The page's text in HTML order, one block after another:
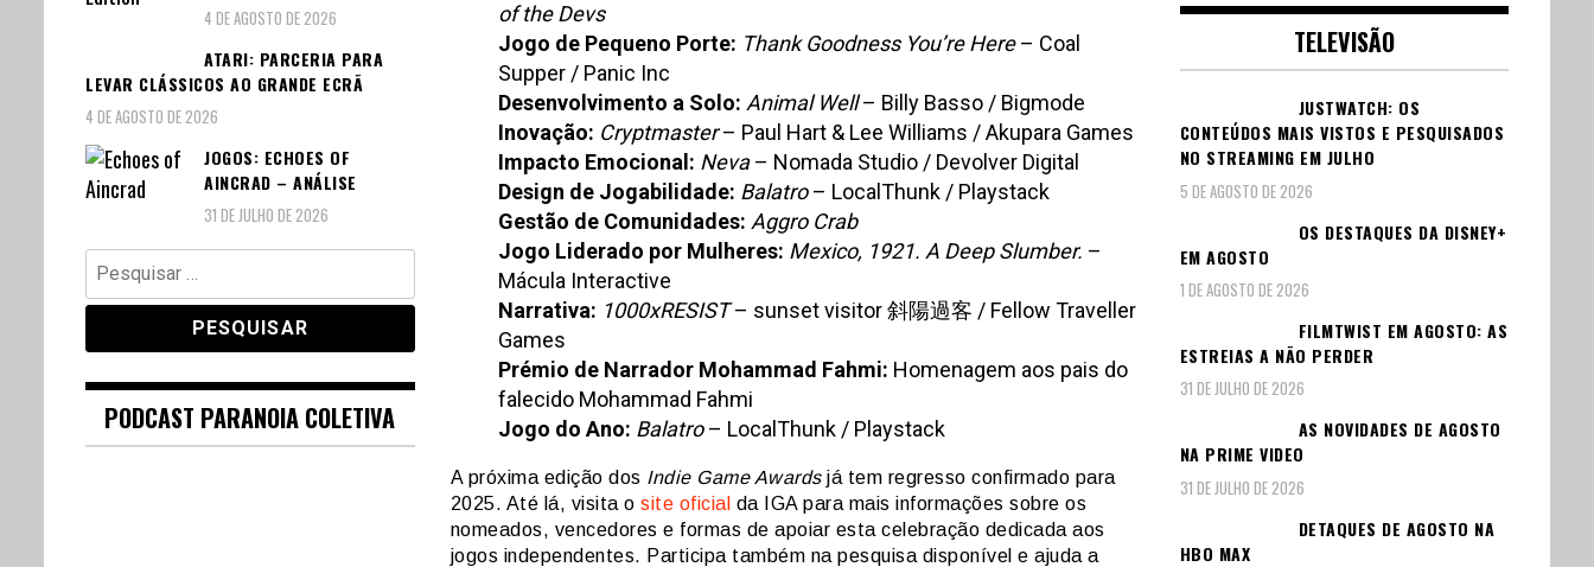
of the Devs
Jogo de Pequeno Porte: Thank Goodness You’re Here– Coal
Supper / Panic Inc
Desenvolvimento a Solo: Animal Well– Billy Basso / Bigmode
Inovação: Cryptmaster– Paul Hart & Lee Williams / Akupara Games
Impacto Emocional: Neva– Nomada Studio / Devolver Digital
Design de Jogabilidade: Balatro– LocalThunk / Playstack
Gestão de Comunidades: Aggro Crab
Jogo Liderado por Mulheres: Mexico, 1921. A Deep Slumber. –
Mácula Interactive
Narrativa: 1000xRESIST– sunset visitor 斜陽過客 / Fellow Traveller
Games
Prémio de Narrador Mohammad Fahmi: Homenagem aos pais do
falecido Mohammad Fahmi
Jogo do Ano: Balatro– LocalThunk / Playstack
A próxima edição dos Indie Game Awardsjá tem regresso confirmado para
2025. Até lá, visita o site oficial da IGA para mais informações sobre os
nomeados, vencedores e formas de apoiar esta celebração dedicada aos
jogos independentes. Participa também na pesquisa disponível e ajuda a
4 DE AGOSTO DE 2026
ATARI: PARCERIA PARA
LEVAR CLÁSSICOS AO GRANDE ECRÃ
4 DE AGOSTO DE 2026
JOGOS: ECHOES OF
AINCRAD – ANÁLISE
31 DE JULHO DE 2026
Pesquisar
por:
PODCAST PARANOIA COLETIVA
TELEVISÃO
JUSTWATCH: OS
CONTEÚDOS MAIS VISTOS E PESQUISADOS
NO STREAMING EM JULHO
5 DE AGOSTO DE 2026
OS DESTAQUES DA DISNEY+
EM AGOSTO
1 DE AGOSTO DE 2026
FILMTWIST EM AGOSTO: AS
ESTREIAS A NÃO PERDER
31 DE JULHO DE 2026
AS NOVIDADES DE AGOSTO
NA PRIME VIDEO
31 DE JULHO DE 2026
DETAQUES DE AGOSTO NA
HBO MAX